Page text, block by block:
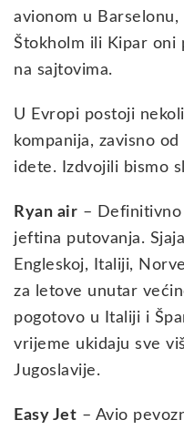
avionom u Barselonu,
Štokholm ili Kipar oni
na sajtovima.
U Evropi postoji
kompanija, zavisno
idete. Izdvojili bismo
Ryan air – Definitivno
jeftina putovanja.
Engleskoj, Italiji,
za letove unutar
pogotovo u Italiji i
vrijeme ukidaju sve
Jugoslavije.
Easy Jet – Avio